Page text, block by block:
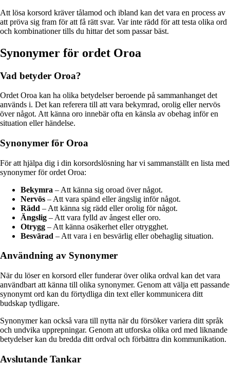
Att lösa korsord kräver tålamod och ibland kan det vara en process av
att pröva sig fram för att få rätt svar. Var inte rädd för att testa olika ord
och kombinationer tills du hittar det som passar bäst.
Synonymer för ordet Oroa
Vad betyder Oroa?
Ordet Oroa kan ha olika betydelser beroende på sammanhanget det
används i. Det kan referera till att vara bekymrad, orolig eller nervös
över något. Att känna oro innebär ofta en känsla av obehag inför en
situation eller händelse.
Synonymer för Oroa
För att hjälpa dig i din korsordslösning har vi sammanställt en lista med
synonymer för ordet Oroa:
Bekymra – Att känna sig oroad över något.
Nervös – Att vara spänd eller ängslig inför något.
Rädd – Att känna sig rädd eller orolig för något.
Ängslig – Att vara fylld av ångest eller oro.
Otrygg – Att känna osäkerhet eller otrygghet.
Besvärad – Att vara i en besvärlig eller obehaglig situation.
Användning av Synonymer
När du löser en korsord eller funderar över olika ordval kan det vara
användbart att känna till olika synonymer. Genom att välja ett passande
synonymt ord kan du förtydliga din text eller kommunicera ditt
budskap tydligare.
Synonymer kan också vara till nytta när du försöker variera ditt språk
och undvika upprepningar. Genom att utforska olika ord med liknande
betydelser kan du bredda ditt ordval och förbättra din kommunikation.
Avslutande Tankar